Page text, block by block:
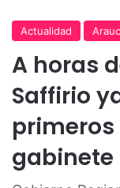
Actualidad
A horas
Saffirio
gabinete